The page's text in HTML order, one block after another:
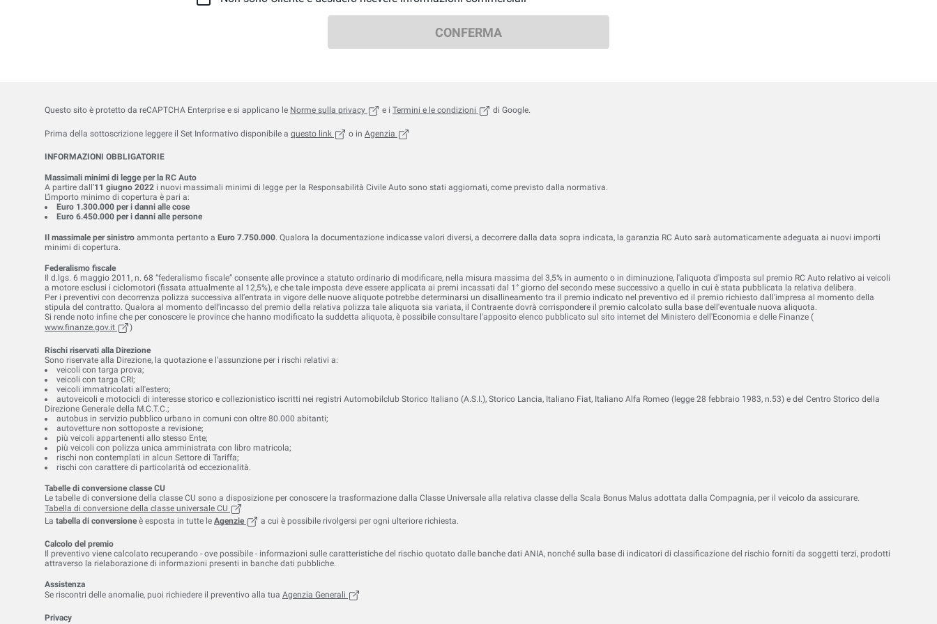
CONFERMA
Questo sito è protetto da reCAPTCHA Enterprise e si applicano le Norme sulla privacy , (apre in una nuova scheda)
e i Termini e le condizioni , (apre in una nuova scheda)
di Google.
Prima della sottoscrizione leggere il Set Informativo disponibile a questo link , (apre in una nuova scheda)
o in Agenzia , (apre in una nuova scheda)
INFORMAZIONI OBBLIGATORIE
Massimali minimi di legge per la RC Auto
A partire dall’11 giugno 2022 i nuovi massimali minimi di legge per la Responsabilità Civile Auto sono stati aggiornati, come previsto dalla normativa.
L’importo minimo di copertura è pari a:
Euro 1.300.000 per i danni alle cose
Euro 6.450.000 per i danni alle persone
Il massimale per sinistro ammonta pertanto a Euro 7.750.000. Qualora la documentazione indicasse valori diversi, a decorrere dalla data sopra indicata, la garanzia RC Auto sarà automaticamente adeguata ai nuovi importi
minimi di copertura.
Federalismo fiscale
Il d.lgs. 6 maggio 2011, n. 68 “federalismo fiscale” consente alle province a statuto ordinario di modificare, nella misura massima del 3,5% in aumento o in diminuzione, l'aliquota d'imposta sul premio RC Auto relativo ai veicoli
a motore esclusi i ciclomotori (fissata attualmente al 12,5%), e che tale imposta deve essere applicata ai premi incassati dal 1° giorno del secondo mese successivo a quello in cui è stata pubblicata la relativa delibera.
Per i preventivi con decorrenza polizza successiva all’entrata in vigore delle nuove aliquote potrebbe determinarsi un disallineamento tra il premio indicato nel preventivo ed il premio richiesto dall’impresa al momento della
stipula del contratto. Qualora al momento dell'incasso del premio della relativa polizza tale aliquota sia variata, il Contraente dovrà corrispondere il premio calcolato sulla base dell'eventuale nuova aliquota.
Si rende noto infine che per conoscere le province che hanno modificato la suddetta aliquota, è possibile consultare l'apposito elenco pubblicato sul sito internet del Ministero dell'Economia e delle Finanze (
www.finanze.gov.it , (apre in una nuova scheda)
)
Rischi riservati alla Direzione
Sono riservate alla Direzione, la quotazione e l’assunzione per i rischi relativi a:
veicoli con targa prova;
veicoli con targa CRI;
veicoli immatricolati all'estero;
autoveicoli e motocicli di interesse storico e collezionistico iscritti nei registri Automobilclub Storico Italiano (A.S.I.), Storico Lancia, Italiano Fiat, Italiano Alfa Romeo (legge 28 febbraio 1983, n.53) e del Centro Storico della
Direzione Generale della M.C.T.C.;
autobus in servizio pubblico urbano in comuni con oltre 80.000 abitanti;
autovetture non sottoposte a revisione;
più veicoli appartenenti allo stesso Ente;
più veicoli con polizza unica amministrata con libro matricola;
rischi non contemplati in alcun Settore di Tariffa;
rischi con carattere di particolarità od eccezionalità.
Tabelle di conversione classe CU
Le tabelle di conversione della classe CU sono a disposizione per conoscere la trasformazione dalla Classe Universale alla relativa classe della Scala Bonus Malus adottata dalla Compagnia, per il veicolo da assicurare.
Tabella di conversione della classe universale CU , (apre in una nuova scheda)
La tabella di conversione è esposta in tutte le Agenzie , (apre in una nuova scheda)
a cui è possibile rivolgersi per ogni ulteriore richiesta.
Calcolo del premio
Il preventivo viene calcolato recuperando - ove possibile - informazioni sulle caratteristiche del rischio quotato dalle banche dati ANIA, nonché sulla base di indicatori di classificazione del rischio forniti da soggetti terzi, prodotti
attraverso la rielaborazione di informazioni presenti in banche dati pubbliche.
Assistenza
Se riscontri delle anomalie, puoi richiedere il preventivo alla tua Agenzia Generali , (apre in una nuova scheda)
Privacy